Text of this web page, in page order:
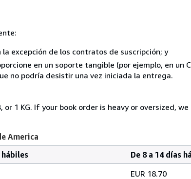
excepción de los contratos de suscripción; y
en un soporte tangible (por ejemplo, en un
no podría desistir una vez iniciada la entrega.
or 1 KG. If your book order is heavy or oversized,
America
hábiles
De 8 a 14 días
EUR 18.70